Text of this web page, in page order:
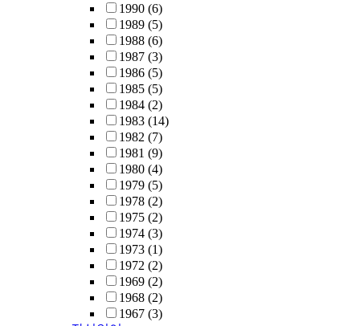
1990 (6)
1989 (5)
1988 (6)
1987 (3)
1986 (5)
1985 (5)
1984 (2)
1983 (14)
1982 (7)
1981 (9)
1980 (4)
1979 (5)
1978 (2)
1975 (2)
1974 (3)
1973 (1)
1972 (2)
1969 (2)
1968 (2)
1967 (3)